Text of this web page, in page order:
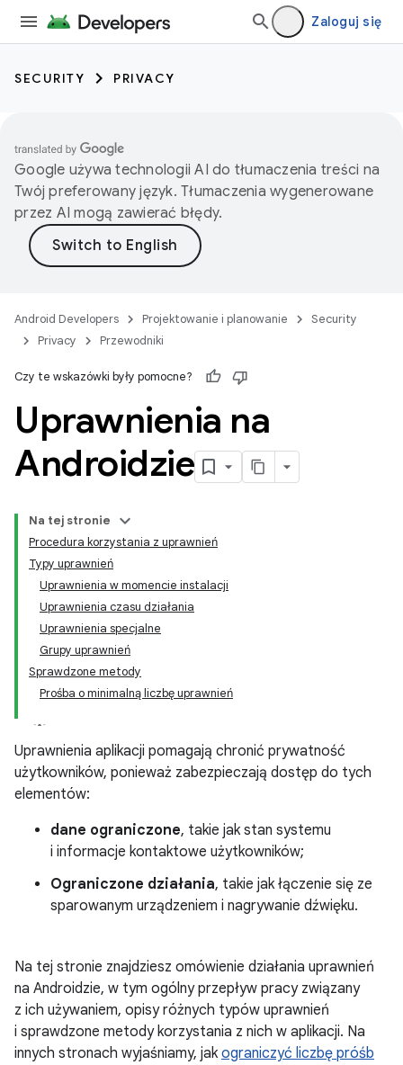
Zaloguj się
SECURITY PRIVACY
Google używa technologii AI do tłumaczenia treści na
Twój preferowany język. Tłumaczenia wygenerowane
przez AI mogą zawierać błędy.
Android Developers Projektowanie i planowanie
Security
Privacy
Przewodniki
Czy te wskazówki były pomocne?
Uprawnienia na
Androidzie
Na tej stronie
Procedura korzystania z uprawnień
Typy uprawnień
Uprawnienia w momencie instalacji
Uprawnienia czasu działania
Uprawnienia specjalne
Grupy uprawnień
Sprawdzone metody
Prośba o minimalną liczbę uprawnień
Uprawnienia aplikacji pomagają chronić prywatność
użytkowników, ponieważ zabezpieczają dostęp do tych
elementów:
dane ograniczone, takie jak stan systemu
i informacje kontaktowe użytkowników;
Ograniczone działania, takie jak łączenie się ze
sparowanym urządzeniem i nagrywanie dźwięku.
Na tej stronie znajdziesz omówienie działania uprawnień
na Androidzie, w tym ogólny przepływ pracy związany
z ich używaniem, opisy różnych typów uprawnień
i sprawdzone metody korzystania z nich w aplikacji. Na
innych stronach wyjaśniamy, jak ograniczyć liczbę próśb